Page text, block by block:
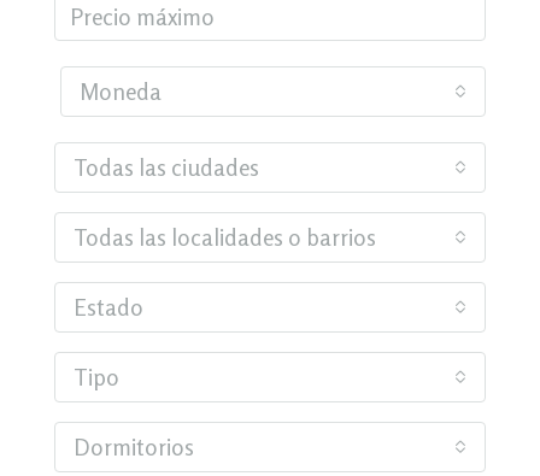
Moneda
Todas las ciudades
Todas las localidades o barrios
Estado
Tipo
Dormitorios